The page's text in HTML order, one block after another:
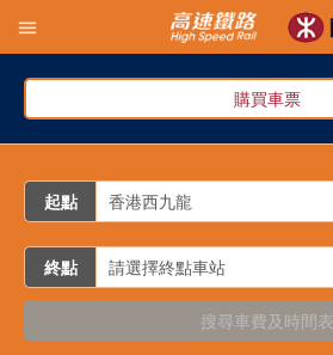
購買車票
起點
終點
搜尋車費及時間表